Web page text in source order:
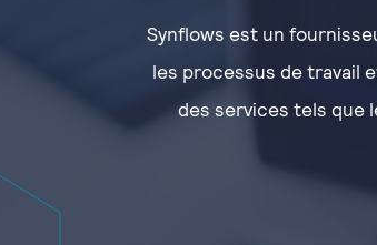
Synflows est un
les processus de travail
des services tels que